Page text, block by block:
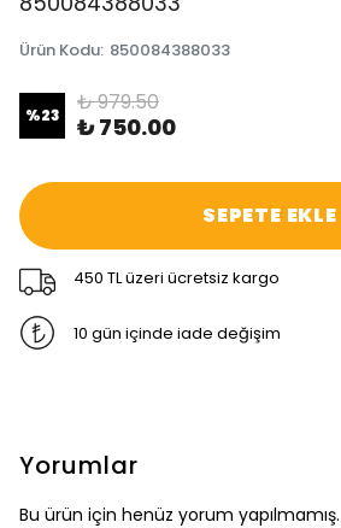
Ürün Kodu: 850084388033
%23 ₺ 979.50
₺ 750.00
SEPETE EKLE
450 TL üzeri ücretsiz kargo
10 gün içinde iade değişim
Yorumlar
Bu ürün için henüz yorum yapılmamış.